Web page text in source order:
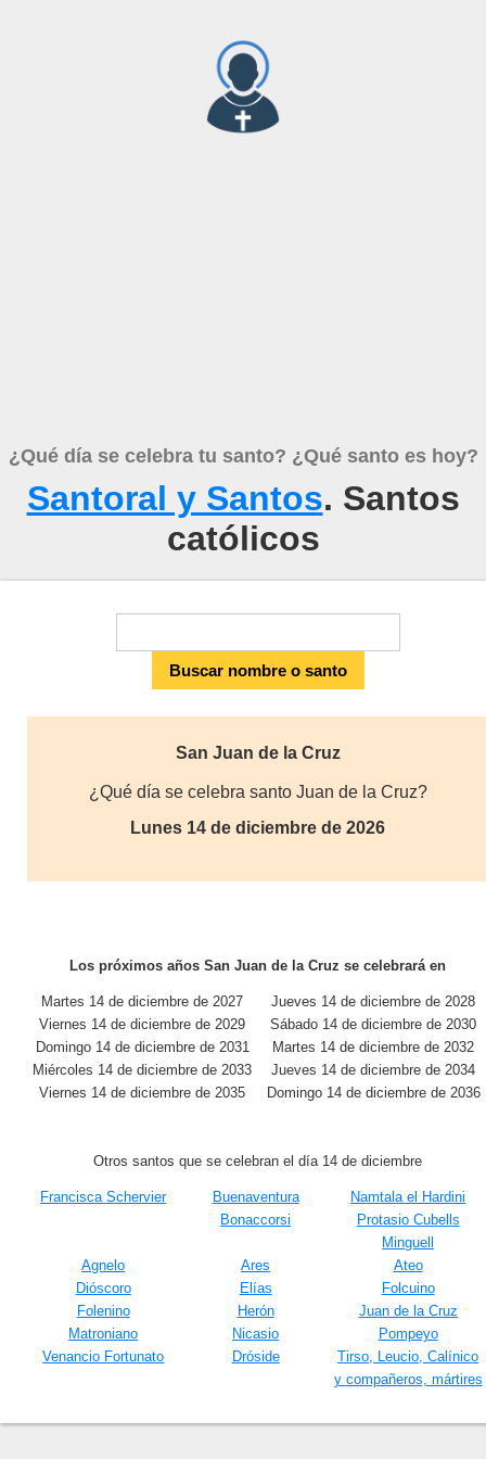
¿Qué día se celebra tu santo? ¿Qué santo es hoy?
Santoral y Santos. Santos
católicos
San Juan de la Cruz
¿Qué día se celebra santo Juan de la Cruz?
Lunes 14 de diciembre de 2026
Los próximos años San Juan de la Cruz se celebrará en
Martes 14 de diciembre de 2027
Jueves 14 de diciembre de 2028
Viernes 14 de diciembre de 2029
Sábado 14 de diciembre de 2030
Domingo 14 de diciembre de 2031
Martes 14 de diciembre de 2032
Miércoles 14 de diciembre de 2033
Jueves 14 de diciembre de 2034
Viernes 14 de diciembre de 2035
Domingo 14 de diciembre de 2036
Otros santos que se celebran el día 14 de diciembre
Francisca Schervier
Buenaventura
Bonaccorsi
Namtala el Hardini
Protasio Cubells
Minguell
Agnelo
Ares
Ateo
Dióscoro
Elías
Folcuino
Folenino
Herón
Juan de la Cruz
Matroniano
Nicasio
Pompeyo
Venancio Fortunato
Dróside
Tirso, Leucio, Calínico
y compañeros, mártires